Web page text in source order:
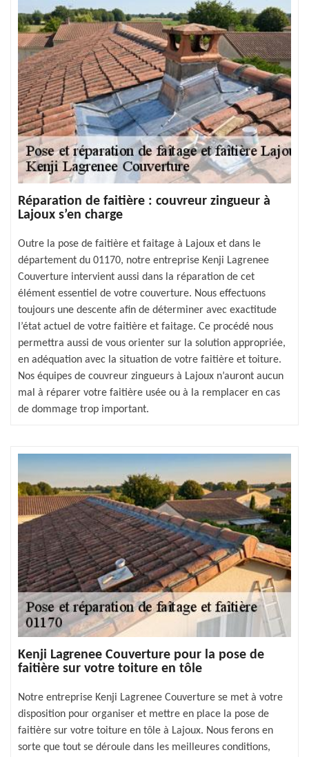
Réparation de faitière : couvreur zingueur à
Lajoux s’en charge
Outre la pose de faitière et faitage à Lajoux et dans le
département du 01170, notre entreprise Kenji Lagrenee
Couverture intervient aussi dans la réparation de cet
élément essentiel de votre couverture. Nous effectuons
toujours une descente afin de déterminer avec exactitude
l’état actuel de votre faitière et faitage. Ce procédé nous
permettra aussi de vous orienter sur la solution appropriée,
en adéquation avec la situation de votre faitière et toiture.
Nos équipes de couvreur zingueurs à Lajoux n’auront aucun
mal à réparer votre faitière usée ou à la remplacer en cas
de dommage trop important.
Kenji Lagrenee Couverture pour la pose de
faitière sur votre toiture en tôle
Notre entreprise Kenji Lagrenee Couverture se met à votre
disposition pour organiser et mettre en place la pose de
faitière sur votre toiture en tôle à Lajoux. Nous ferons en
sorte que tout se déroule dans les meilleures conditions,